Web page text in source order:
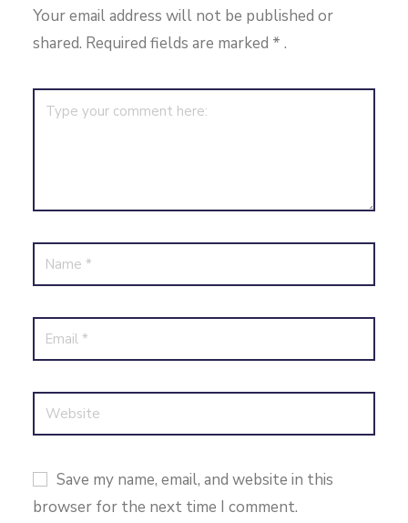
Your email address will not be published or
shared. Required fields are marked * .
Save my name, email, and website in this
browser for the next time I comment.